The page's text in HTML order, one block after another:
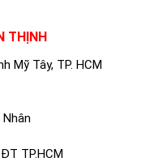
THỊNH
Mỹ Tây, TP. HCM
TP.HCM